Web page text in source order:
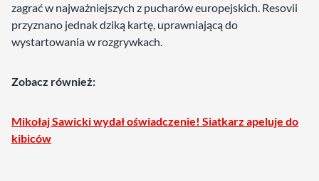
zagrać w najważniejszych z pucharów europejskich. Resovii
przyznano jednak dziką kartę, uprawniającą do
wystartowania w rozgrywkach.
Zobacz również:
Mikołaj Sawicki wydał oświadczenie! Siatkarz apeluje do
kibiców